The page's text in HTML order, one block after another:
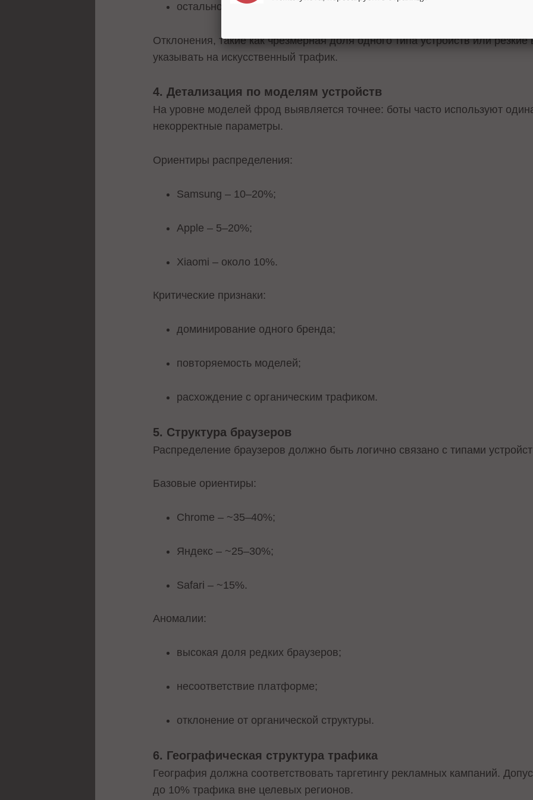
остальное – десктоп.
Отклонения, такие как чрезмерная доля одного типа устройств или резкие
указывать на искусственный трафик.
4. Детализация по моделям устройств
На уровне моделей фрод выявляется точнее: боты часто используют
некорректные параметры.
Ориентиры распределения:
Samsung – 10–20%;
Apple – 5–20%;
Xiaomi – около 10%.
Критические признаки:
доминирование одного бренда;
повторяемость моделей;
расхождение с органическим трафиком.
5. Структура браузеров
Распределение браузеров должно быть логично связано с типами
Базовые ориентиры:
Chrome – ~35–40%;
Яндекс – ~25–30%;
Safari – ~15%.
Аномалии:
высокая доля редких браузеров;
несоответствие платформе;
отклонение от органической структуры.
6. Географическая структура трафика
География должна соответствовать таргетингу рекламных кампаний.
до 10% трафика вне целевых регионов.